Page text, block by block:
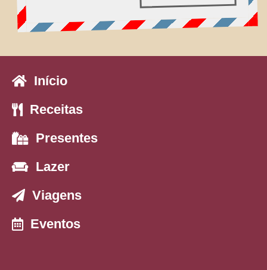
Início
Receitas
Presentes
Lazer
Viagens
Eventos